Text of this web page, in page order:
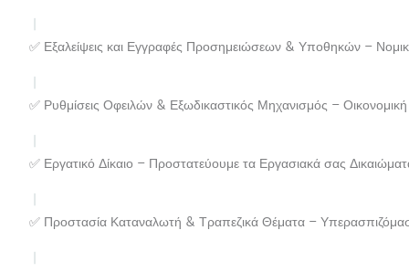
✅ Εξαλείψεις και Εγγραφές Προσημειώσεων & Υποθηκών –
✅ Ρυθμίσεις Οφειλών & Εξωδικαστικός Μηχανισμός –
✅ Εργατικό Δίκαιο – Προστατεύουμε τα Εργασιακά σας
✅ Προστασία Καταναλωτή & Τραπεζικά Θέματα –